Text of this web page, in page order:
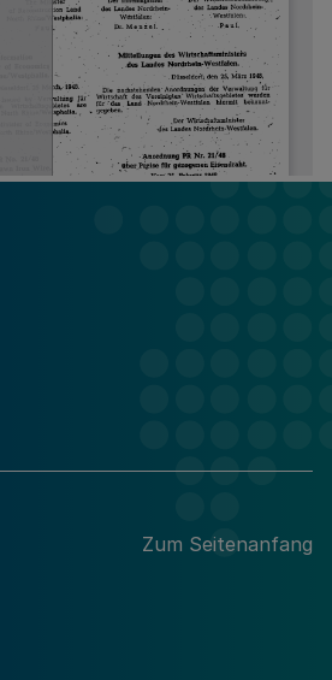
Zum Seitenanfang